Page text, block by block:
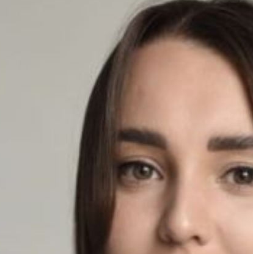
беременности важна как для матери, так и для
избежать осложнений и снижает риск передачи
контакта: Люди, работающие в детских
также нуждаются в вакцинации, чтобы
способ защищать себя и окружающих
пр. Шахтёров, 113, во врачебных амбулаториях
муниципального округа.
«ВКонтакте» «Одноклассники»